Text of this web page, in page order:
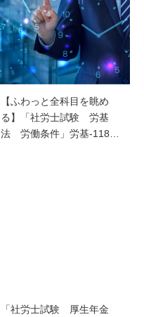
【ふわっと全科目を眺め
る】「社労士試験 労基
法 労働条件」労基-118…
「社労士試験 厚生年金